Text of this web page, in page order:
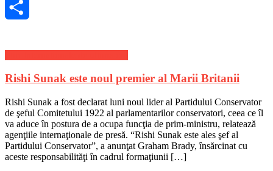
Skype
Rishi Sunak este noul premier al Marii Britanii
Rishi Sunak a fost declarat luni noul lider al Partidului Conservator
de şeful Comitetului 1922 al parlamentarilor conservatori, ceea ce îl
va aduce în postura de a ocupa funcţia de prim-ministru, relatează
agenţiile internaţionale de presă. “Rishi Sunak este ales şef al
Partidului Conservator”, a anunţat Graham Brady, însărcinat cu
aceste responsabilităţi în cadrul formaţiunii […]